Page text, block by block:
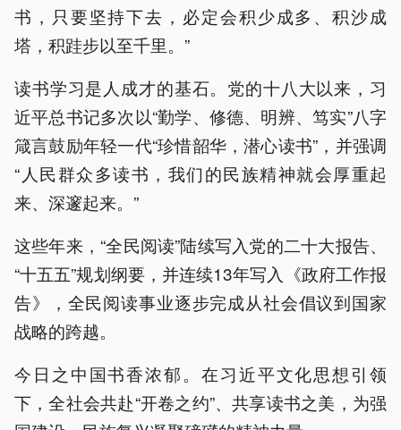
书，只要坚持下去，必定会积少成多、积沙成
塔，积跬步以至千里。”
读书学习是人成才的基石。党的十八大以来，习
近平总书记多次以“勤学、修德、明辨、笃实”八字
箴言鼓励年轻一代“珍惜韶华，潜心读书”，并强调
“人民群众多读书，我们的民族精神就会厚重起
来、深邃起来。”
这些年来，“全民阅读”陆续写入党的二十大报告、
“十五五”规划纲要，并连续13年写入《政府工作报
告》，全民阅读事业逐步完成从社会倡议到国家
战略的跨越。
今日之中国书香浓郁。在习近平文化思想引领
下，全社会共赴“开卷之约”、共享读书之美，为强